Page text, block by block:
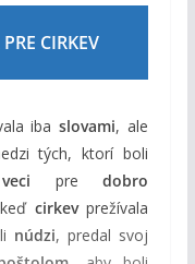
CIRKEV
ibaslovami, ale
tých, ktorí boli
predobro
cirkevprežívala
núdzi, predal svoj